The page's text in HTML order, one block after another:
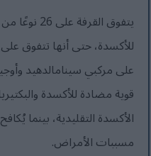
يتفوق
للأكسدة، حتى أنها تتفوق على
على مركبي سينامالدهيد
قوية مضادة للأكسدة
الأكسدة التقليدية، بينما
مسببات الأمراض.